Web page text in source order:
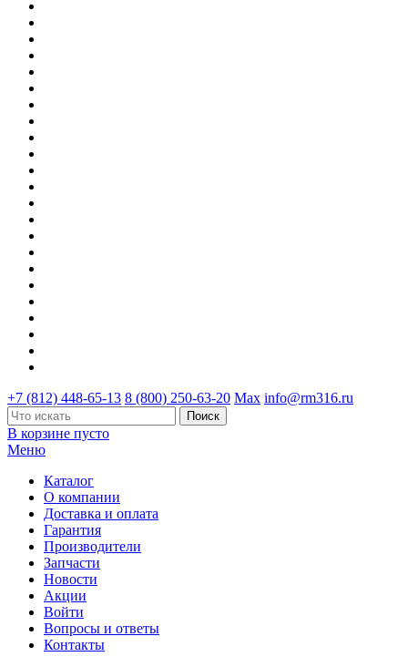
+7 (812) 448-65-13 8 (800) 250-63-20 Max info@rm316.ru
В корзине пусто
Меню
Каталог
О компании
Доставка и оплата
Гарантия
Производители
Запчасти
Новости
Акции
Войти
Вопросы и ответы
Контакты